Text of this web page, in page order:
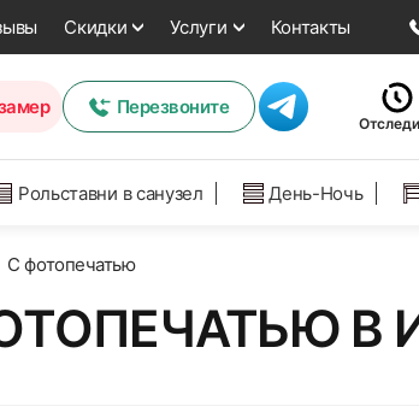
Скидки Услуги Контакты
Перезвоните
Рольставни в санузел День-Ночь
С фотопечатью
В